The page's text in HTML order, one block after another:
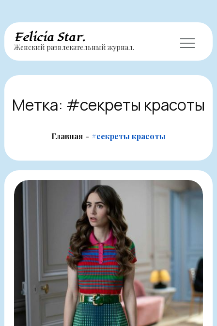
Перейти
содержимому
Felicia Star.
Женский развлекательный журнал.
Метка: #секреты красоты
Главная #секреты красоты